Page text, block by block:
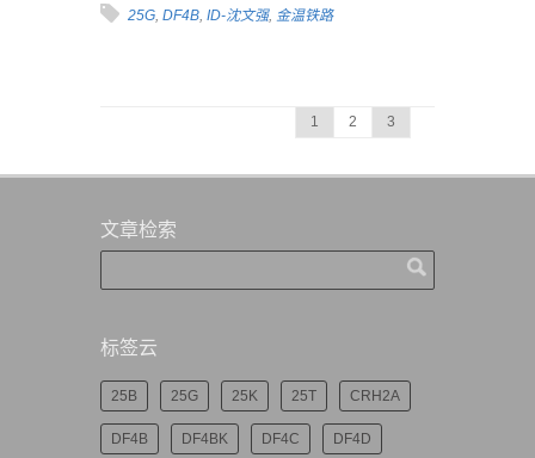
25G DF4B ID-沈文强, 金温铁路
1 2 3
文章检索
标签云
25B 25G 25K 25T CRH2A
DF4B DF4BK DF4C DF4D